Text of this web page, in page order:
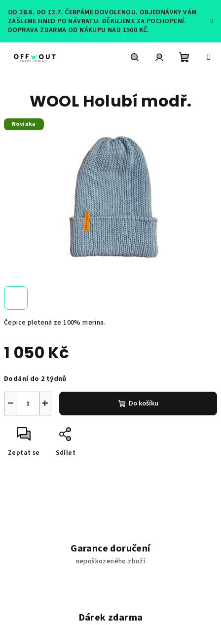
obsah
OD 28.6. DO 12.7. ČERPÁME DOVOLENOU. OBJEDNÁVKY VÁM
ZAŠLEME HNED PO NÁVRATU. DĚKUJEME ZA POCHOPENÍ.
DOPRAVA ZDARMA OD NÁKUPU NAD 1500 KČ.
košík
Čepice pletená ze 100% merina.
1 050 Kč
cena:
Dodání do 2 týdnů
+
− Do košíku
Zeptat se Sdílet
WOOL Holubí modř.
Novinka
Garance doručení
nepoškozeného zboží
Dárek zdarma